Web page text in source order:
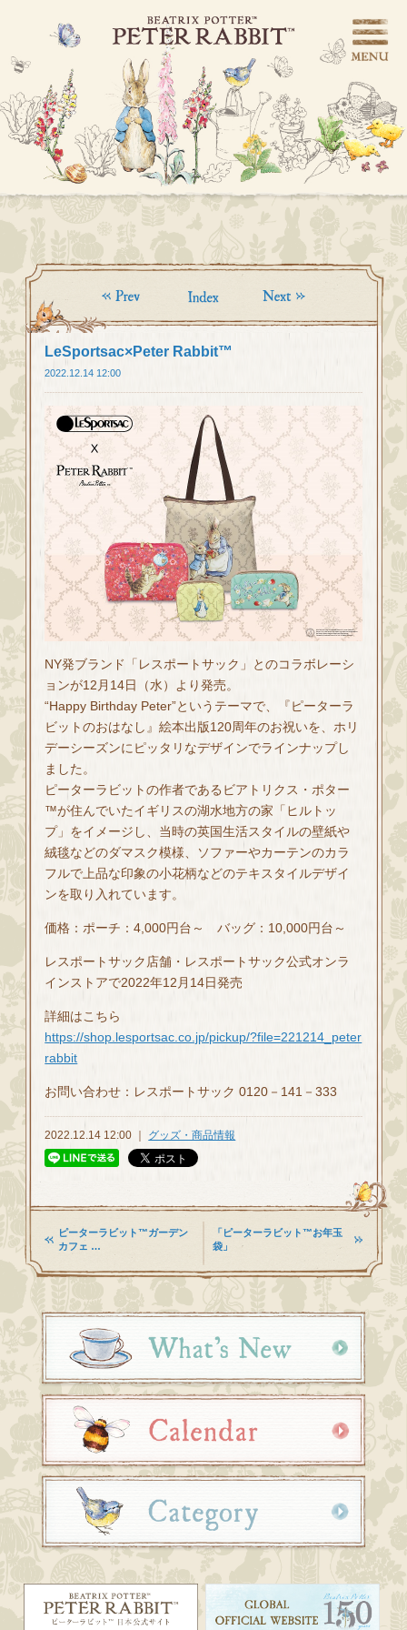
LeSportsac×Peter Rabbit™
2022.12.14 12:00
NY発ブランド「レスポートサック」とのコラボレーシ
ョンが12月14日（水）より発売。
“Happy Birthday Peter”というテーマで、『ピーターラ
ビットのおはなし』絵本出版120周年のお祝いを、ホリ
デーシーズンにピッタリなデザインでラインナップし
ました。
ピーターラビットの作者であるビアトリクス・ポター
™が住んでいたイギリスの湖⽔地⽅の家「ヒルトッ
プ」をイメージし、当時の英国生活スタイルの壁紙や
絨毯などのダマスク模様、ソファーやカーテンのカラ
フルで上品な印象の⼩花柄などのテキスタイルデザイ
ンを取り入れています。
価格：ポーチ：4,000円台～ バッグ：10,000円台～
レスポートサック店舗・レスポートサック公式オンラ
インストアで2022年12月14日発売
詳細はこちら
https://shop.lesportsac.co.jp/pickup/?file=221214_peter
rabbit
お問い合わせ：レスポートサック 0120－141－333
2022.12.14 12:00 ｜ グッズ・商品情報
ピーターラビット™ガーデン
カフェ …
「ピーターラビット™お年玉
袋」